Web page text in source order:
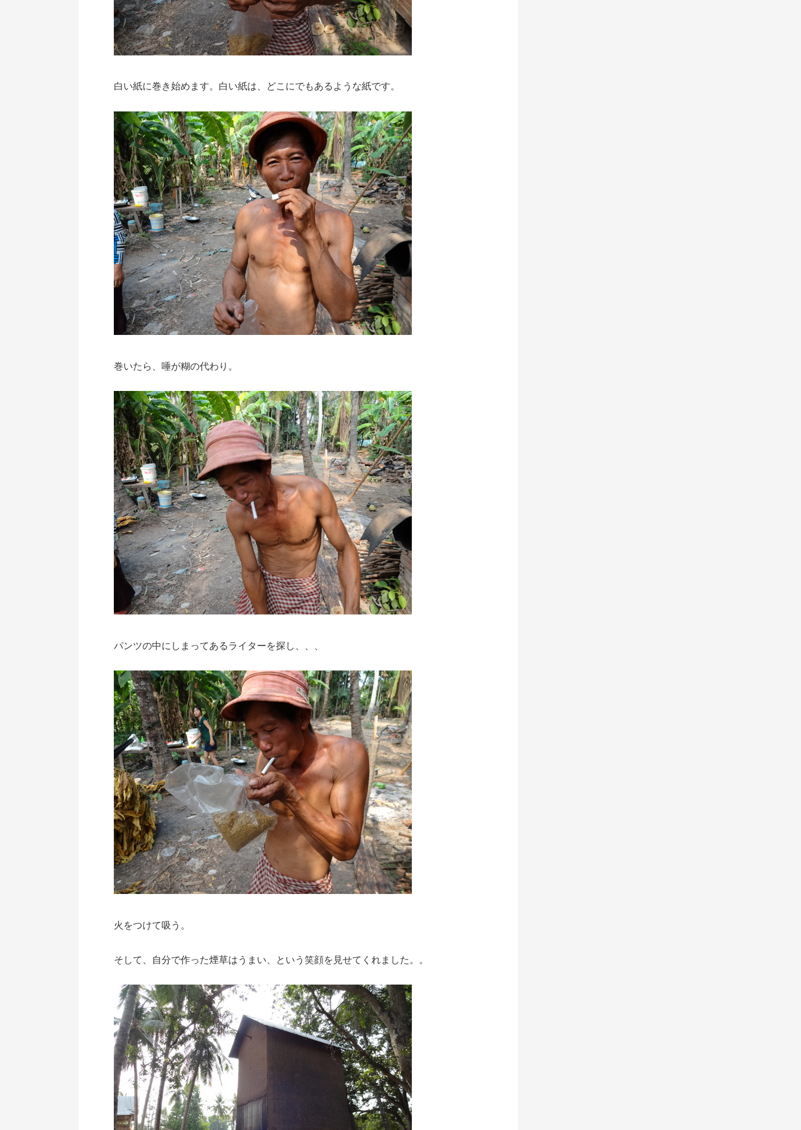
白い紙に巻き始めます。白い紙は、どこにでもあるような紙です。
巻いたら、唾が糊の代わり。
パンツの中にしまってあるライターを探し、、、
火をつけて吸う。
そして、自分で作った煙草はうまい、という笑顔を見せてくれました。。